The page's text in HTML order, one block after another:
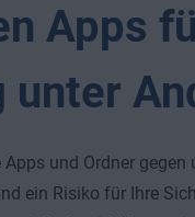
Apps
unter
und Ordner
ein Risiko für Ihre